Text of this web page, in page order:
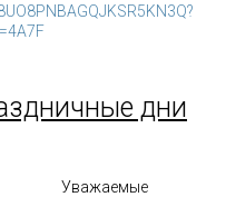
дни
Уважаемые